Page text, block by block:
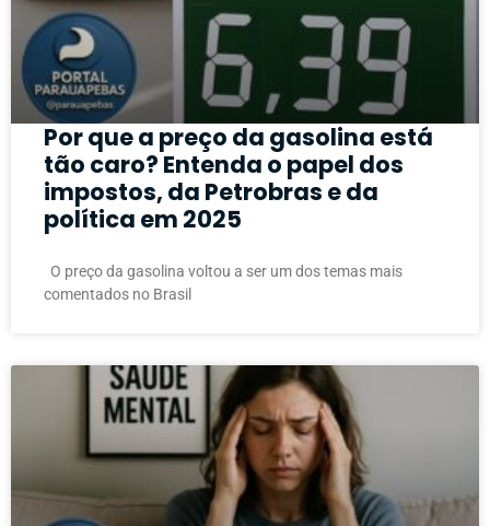
Por que a preço da gasolina está
tão caro? Entenda o papel dos
impostos, da Petrobras e da
política em 2025
O preço da gasolina voltou a ser um dos temas mais
comentados no Brasil